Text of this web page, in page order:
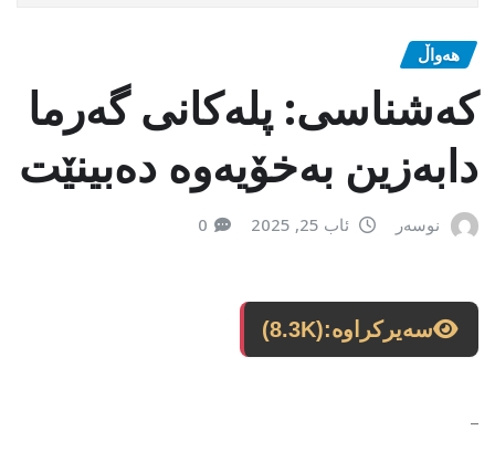
هەواڵ
کەشناسی: پلەکانی گەرما
دابەزین بەخۆیەوە دەبینێت
نوسەر ئاب 25, 2025 0
سەیرکراوە:(8.3K)